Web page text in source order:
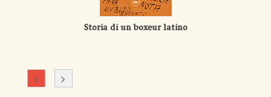
Storia di un boxeur latino